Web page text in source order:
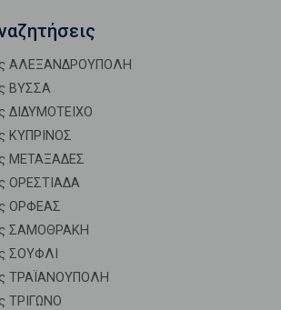
ΑΛΕΞΑΝΔΡΟΥΠΟΛΗ
ΒΥΣΣΑ
ΔΙΔΥΜΟΤΕΙΧΟ
ΚΥΠΡΙΝΟΣ
ΜΕΤΑΞΑΔΕΣ
ΟΡΕΣΤΙΑΔΑ
ΟΡΦΕΑΣ
ΣΑΜΟΘΡΑΚΗ
ΣΟΥΦΛΙ
ΤΡΑΪΑΝΟΥΠΟΛΗ
ΤΡΙΓΩΝΟ